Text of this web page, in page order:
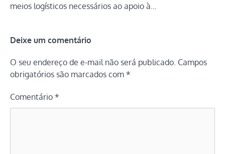
meios logísticos necessários ao apoio à…
Deixe um comentário
O seu endereço de e-mail não será publicado. Campos
obrigatórios são marcados com *
Comentário *